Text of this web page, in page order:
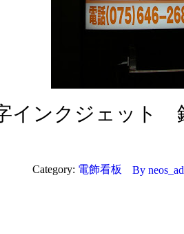
インクジェット
Category: 電飾看板 By